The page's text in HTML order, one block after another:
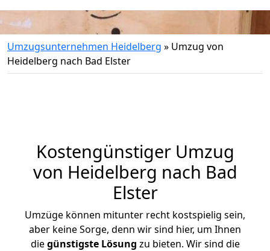
Umzugsunternehmen Heidelberg » Umzug von
Heidelberg nach Bad Elster
Kostengünstiger Umzug
von Heidelberg nach Bad
Elster
Umzüge können mitunter recht kostspielig sein,
aber keine Sorge, denn wir sind hier, um Ihnen
diegünstigste Lösung zu bieten. Wir sind die